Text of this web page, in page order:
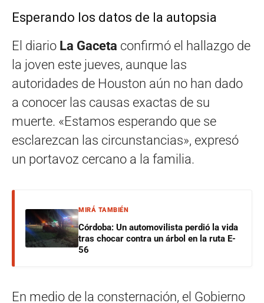
Esperando los datos de la autopsia
El diario La Gaceta confirmó el hallazgo de
la joven este jueves, aunque las
autoridades de Houston aún no han dado
a conocer las causas exactas de su
muerte. «Estamos esperando que se
esclarezcan las circunstancias», expresó
un portavoz cercano a la familia.
MIRÁ TAMBIÉN
Córdoba: Un automovilista perdió la vida
tras chocar contra un árbol en la ruta E-
56
En medio de la consternación, el Gobierno